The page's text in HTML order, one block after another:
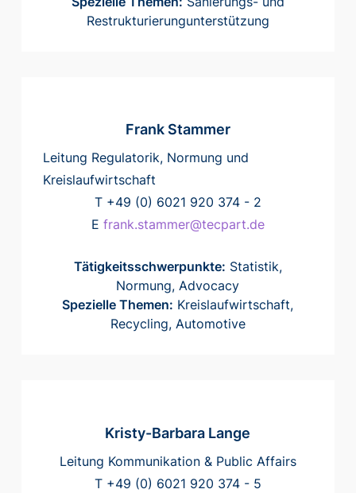
Restrukturierungunterstützung
Frank Stammer
Leitung Regulatorik, Normung und
Kreislaufwirtschaft
T +49 (0) 6021 920 374 - 2
E frank.stammer@tecpart.de
Tätigkeitsschwerpunkte: Statistik,
Normung, Advocacy
Spezielle Themen: Kreislaufwirtschaft,
Recycling, Automotive
Kristy-Barbara Lange
Leitung Kommunikation & Public Affairs
T +49 (0) 6021 920 374 - 5